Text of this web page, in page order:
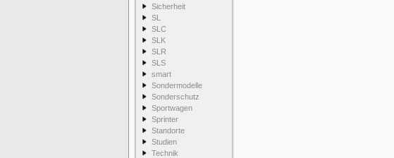
Sicherheit
SL
SLC
SLK
SLR
SLS
smart
Sondermodelle
Sonderschutz
Sportwagen
Sprinter
Standorte
Studien
Technik